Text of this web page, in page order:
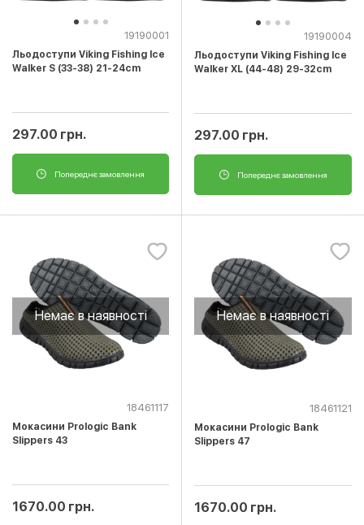
19190001
Льодоступи Viking Fishing Ice
Walker S (33-38) 21-24cm
297.00 грн.
Попереднє замовлення
19190004
Льодоступи Viking Fishing Ice
Walker XL (44-48) 29-32cm
297.00 грн.
Попереднє замовлення
Немає в наявності
18461117
Мокасини Prologic Bank
Slippers 43
1670.00 грн.
Немає в наявності
18461121
Мокасини Prologic Bank
Slippers 47
1670.00 грн.